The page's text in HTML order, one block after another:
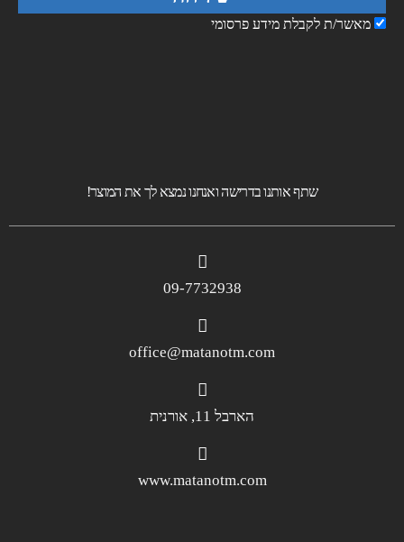
מאשר/ת לקבלת מידע פרסומי
שתף אותנו בדרישה ואנחנו נמצא לך את המוצר!
09-7732938
office@matanotm.com
הארבל 11, אורנית
www.matanotm.com